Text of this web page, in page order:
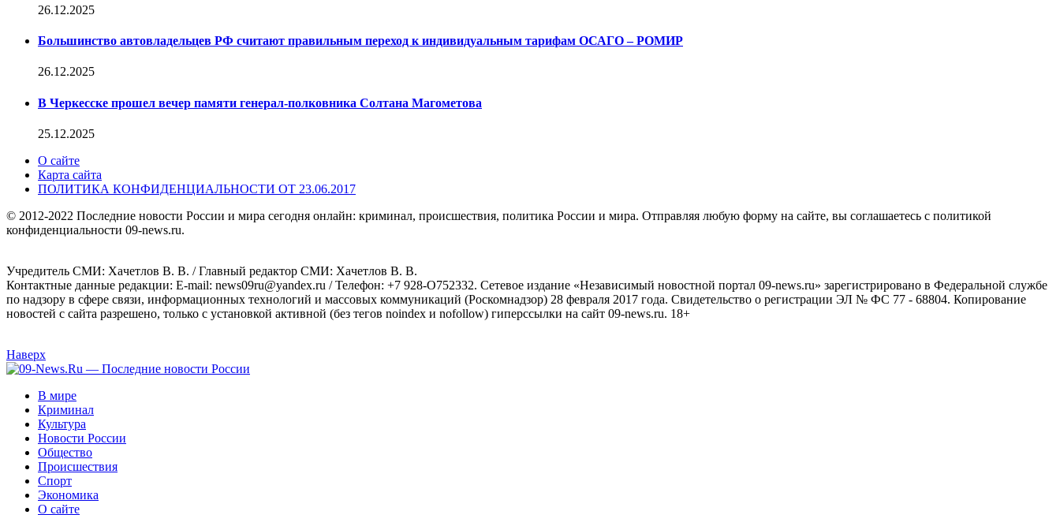
26.12.2025
Большинство автовладельцев РФ считают правильным переход к индивидуальным тарифам ОСАГО – РОМИР
26.12.2025
В Черкесске прошел вечер памяти генерал-полковника Солтана Магометова
25.12.2025
О сайте
Карта сайта
ПОЛИТИКА КОНФИДЕНЦИАЛЬНОСТИ ОТ 23.06.2017
© 2012-2022 Последние новости России и мира сегодня онлайн: криминал, происшествия, политика России и мира. Отправляя любую форму на сайте, вы соглашаетесь с политикой
конфиденциальности 09-news.ru.
Учредитель СМИ: Хaчeтлoв B. B. / Главный редактор СМИ: Хaчeтлoв B. B.
Контактные данные редакции: E-mail: news09ru@yandex.ru / Телефон: +7 928-O752332. Сетевое издание «Независимый новостной портал 09-news.ru» зарегистрировано в Федеральной службе
по надзору в сфере связи, информационных технологий и массовых коммуникаций (Роскомнадзор) 28 февраля 2017 года. Свидетельство о регистрации ЭЛ № ФС 77 - 68804. Копирование
новостей с сайта разрешено, только с установкой активной (без тегов noindex и nofollow) гиперссылки на сайт 09-news.ru. 18+
Наверх
В мире
Криминал
Культура
Новости России
Общество
Происшествия
Спорт
Экономика
О сайте